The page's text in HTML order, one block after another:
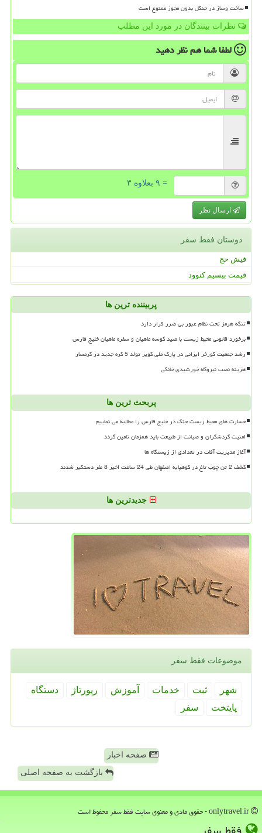
ساخت وساز در جنگل بدون مجوز ممنوع است
نظرات بینندگان در مورد این مطلب
لطفا شما همنظر دهید
= ۹ بعلاوه ۳
ارسال نظر
دوستان فقط سفر
فیش حج
قیمت بیسیم کنوود
پربیننده ترین ها
تنگه هرمز تحت نظام عبور بی ضرر قرار دارد
برخورد قانونی محیط زیست با صید کوسه ماهیان و سفره ماهیان خلیج فارس
رشد جمعیت گورخر ایرانی در پارک ملی کویر تولد 5 کره جدید در گرمسار
هزینه نصب نیروگاه خورشیدی خانگی
پربحث ترین ها
خسارت های محیط زیست جنگ در خلیج فارس را مطالبه می نماییم
امنیت گردشگران و صیانت از طبیعت باید همزمان تامین گردد
آغاز مدیریت آفات در تعدادی از زیستگاه ها
کشف 2 تن چوب تاغ در کوهپایه اصفهان طی 24 ساعت اخیر 8 نفر دستگیر شدند
جدیدترین ها
موضوعات فقط سفر
شهر ثبت خدمات آموزش رپورتاژ
دستگاه
پایتخت
سفر
صفحه اخبار
بازگشت به صفحه اصلی